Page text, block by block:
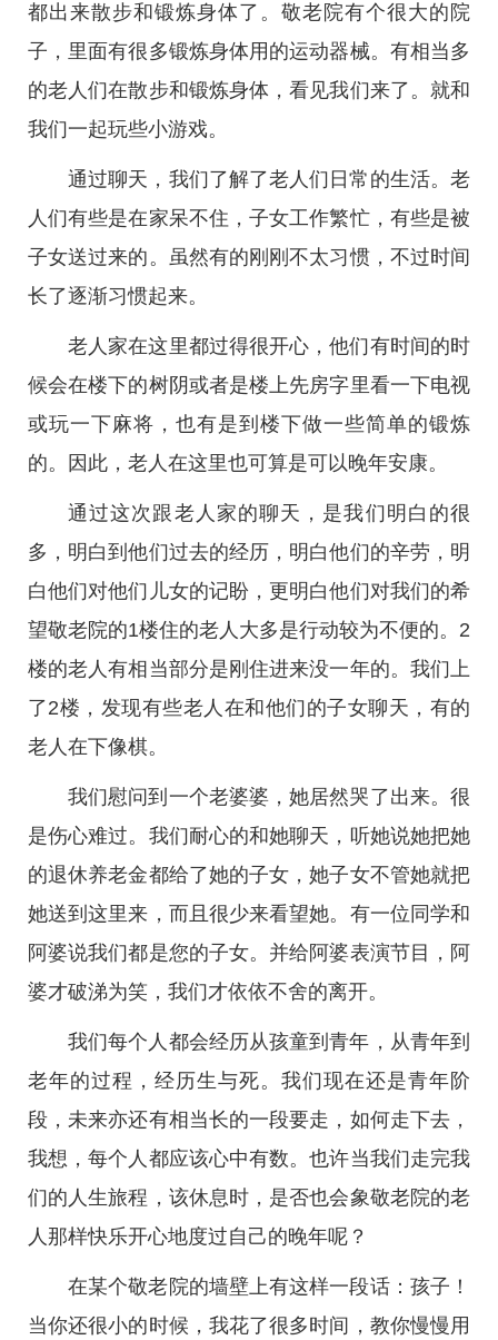
都出来散步和锻炼身体了。敬老院有个很大的院
子，里面有很多锻炼身体用的运动器械。有相当多
的老人们在散步和锻炼身体，看见我们来了。就和
我们一起玩些小游戏。
通过聊天，我们了解了老人们日常的生活。老
人们有些是在家呆不住，子女工作繁忙，有些是被
子女送过来的。虽然有的刚刚不太习惯，不过时间
长了逐渐习惯起来。
老人家在这里都过得很开心，他们有时间的时
候会在楼下的树阴或者是楼上先房字里看一下电视
或玩一下麻将，也有是到楼下做一些简单的锻炼
的。因此，老人在这里也可算是可以晚年安康。
通过这次跟老人家的聊天，是我们明白的很
多，明白到他们过去的经历，明白他们的辛劳，明
白他们对他们儿女的记盼，更明白他们对我们的希
望敬老院的1楼住的老人大多是行动较为不便的。2
楼的老人有相当部分是刚住进来没一年的。我们上
了2楼，发现有些老人在和他们的子女聊天，有的
老人在下像棋。
我们慰问到一个老婆婆，她居然哭了出来。很
是伤心难过。我们耐心的和她聊天，听她说她把她
的退休养老金都给了她的子女，她子女不管她就把
她送到这里来，而且很少来看望她。有一位同学和
阿婆说我们都是您的子女。并给阿婆表演节目，阿
婆才破涕为笑，我们才依依不舍的离开。
我们每个人都会经历从孩童到青年，从青年到
老年的过程，经历生与死。我们现在还是青年阶
段，未来亦还有相当长的一段要走，如何走下去，
我想，每个人都应该心中有数。也许当我们走完我
们的人生旅程，该休息时，是否也会象敬老院的老
人那样快乐开心地度过自己的晚年呢？
在某个敬老院的墙壁上有这样一段话：孩子！
当你还很小的时候，我花了很多时间，教你慢慢用